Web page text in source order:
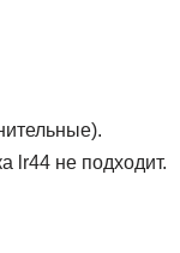
lr44 не подходит.